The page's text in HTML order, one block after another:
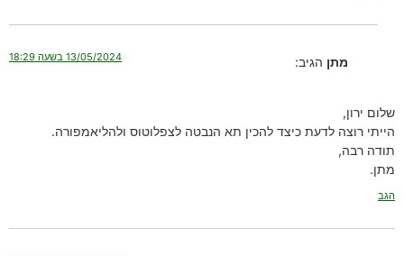
מתן הגיב: 13/05/2024 בשעה 18:29
שלום ירון,
הייתי רוצה לדעת כיצד להכין תא הנבטה לצפלוטוס ולהליאמפורה.
תודה רבה,
מתן.
הגב